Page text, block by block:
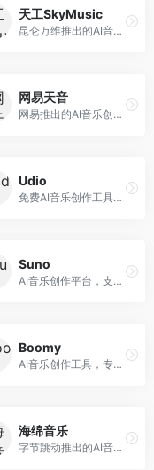
天工SkyMusic
昆仑万维推出的AI音乐创作平台，基于天工大模型。面向音乐创作者，支持歌词生成、旋律创作、音乐编曲等服务，中文音乐创作能力强。
网易天音
网易推出的AI音乐创作工具，支持作词、作曲与编曲。面向音乐爱好者和独立音乐人，提供歌词生成、旋律创作、编曲制作等服务，与网易云音乐生态深度整合。
Udio
免费AI音乐创作工具，专注于高质量音乐生成。面向音乐创作者和内容制作者，支持多种音乐风格生成，音质专业，创作自由度高，适合专业音乐制作场景。
Suno
AI音乐创作平台，支持通过文字描述生成完整歌曲，包含歌词、旋律和人声。面向音乐爱好者、内容创作者和独立音乐人，操作门槛低，创作速度快，支持多种音乐风格，为音乐创作带来全新可能。
Boomy
AI音乐创作工具，专注于快速音乐生成与发布。面向音乐爱好者和业余创作者，支持一键生成原创音乐，可直接发布到音乐平台，创作门槛低。
海绵音乐
字节跳动推出的AI音乐创作平台，支持多风格音乐生成。面向内容创作者和音乐爱好者，提供歌词创作、旋律生成、编曲制作等服务，创作效率高，适合短视频配乐。